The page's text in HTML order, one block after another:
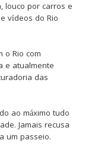
louco por carros e
vídeos do Rio
o Rio com
e atualmente
das
ao máximo tudo
Jamais recusa
um passeio.